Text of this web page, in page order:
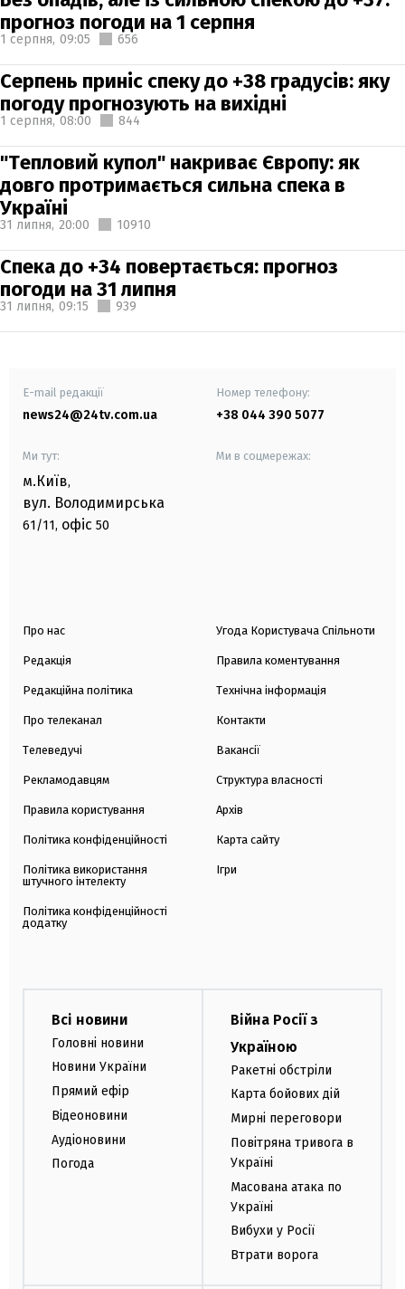
прогноз погоди на 1 серпня
1 серпня, 09:05 656
Серпень приніс спеку до +38 градусів: яку
погоду прогнозують на вихідні
1 серпня, 08:00 844
"Тепловий купол" накриває Європу: як
довго протримається сильна спека в
Україні
31 липня, 20:00 10910
Спека до +34 повертається: прогноз
погоди на 31 липня
31 липня, 09:15 939
E-mail редакції
news24@24tv.com.ua
Номер телефону:
+38 044 390 5077
Ми тут:
м.Київ,
вул. Володимирська
61/11, офіс 50
Ми в соцмережах:
Про нас
Редакція
Редакційна політика
Про телеканал
Телеведучі
Рекламодавцям
Правила користування
Політика конфіденційності
Політика використання
штучного інтелекту
Політика конфіденційності
додатку
Угода Користувача Спільноти
Правила коментування
Технічна інформація
Контакти
Вакансії
Структура власності
Архів
Карта сайту
Ігри
Всі новини
Головні новини
Новини України
Прямий ефір
Відеоновини
Аудіоновини
Погода
Війна Росії з
Україною
Ракетні обстріли
Карта бойових дій
Мирні переговори
Повітряна тривога в
Україні
Масована атака по
Україні
Вибухи у Росії
Втрати ворога